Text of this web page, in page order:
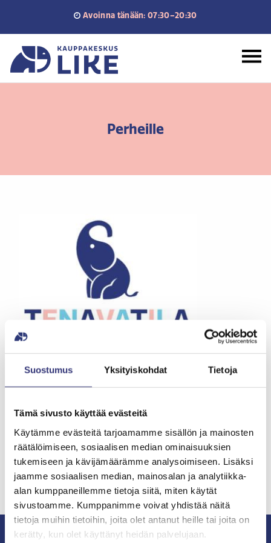
Suostumus Yksityiskohdat Tietoja
Tämä sivusto käyttää evästeitä
Käytämme evästeitä tarjoamamme sisällön ja mainosten
räätälöimiseen, sosiaalisen median ominaisuuksien
tukemiseen ja kävijämäärämme analysoimiseen. Lisäksi
jaamme sosiaalisen median, mainosalan ja analytiikka-
alan kumppaneillemme tietoja siitä, miten käytät
sivustoamme. Kumppanimme voivat yhdistää näitä
tietoja muihin tietoihin, joita olet antanut heille tai joita on
kerätty, kun olet käyttänyt heidän palvelujaan.
Avoinna tänään: 07:30–20:30
Perheille
leikkitilaTenavatila , johon kaikki vauva- ja
pikkulapsiperheet ovat tervetulleita!
Leikkitila on auki kauppakeskuksen aukioloaikojen
mukaisesti.